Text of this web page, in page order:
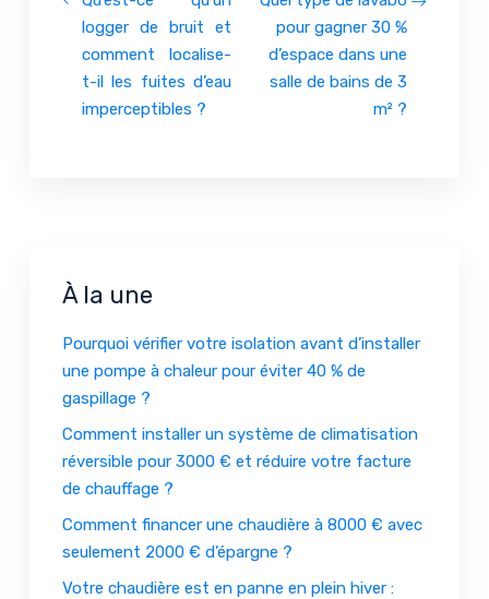
logger de bruit et
comment localise-
t-il les fuites d’eau
imperceptibles ?
pour gagner 30 %
d’espace dans une
salle de bains de 3
m² ?
À la une
Pourquoi vérifier votre isolation avant d’installer
une pompe à chaleur pour éviter 40 % de
gaspillage ?
Comment installer un système de climatisation
réversible pour 3000 € et réduire votre facture
de chauffage ?
Comment financer une chaudière à 8000 € avec
seulement 2000 € d’épargne ?
Votre chaudière est en panne en plein hiver :